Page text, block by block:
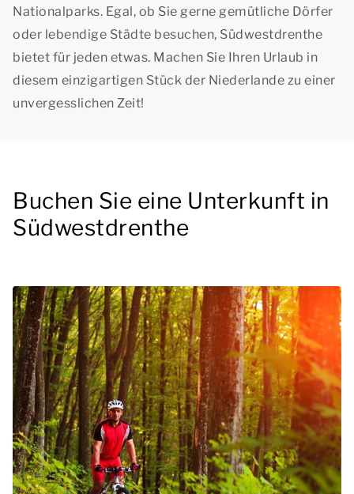
Nationalparks. Egal, ob Sie gerne gemütliche Dörfer
oder lebendige Städte besuchen, Südwestdrenthe
bietet für jeden etwas. Machen Sie Ihren Urlaub in
diesem einzigartigen Stück der Niederlande zu einer
unvergesslichen Zeit!
Buchen Sie eine Unterkunft in
Südwestdrenthe